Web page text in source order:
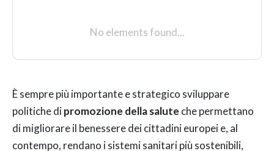
No elements found...
È sempre più importante e strategico sviluppare
politiche dipromozione della salute che permettano
di migliorare il benessere dei cittadini europei e, al
contempo, rendano i sistemi sanitari più sostenibili,